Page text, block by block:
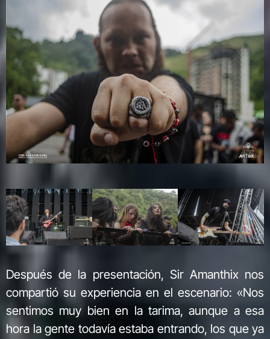
Después de la presentación, Sir Amanthix nos
compartió su experiencia en el escenario: «Nos
sentimos muy bien en la tarima, aunque a esa
hora la gente todavía estaba entrando, los que ya